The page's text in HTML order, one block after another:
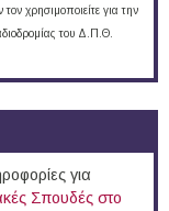
χρησιμοποιείτε για την
του Δ.Π.Θ.
για
Σπουδές στο